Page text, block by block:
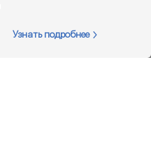
Узнать подробнее